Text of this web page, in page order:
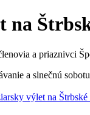
na
a priaznivci
a slnečnú
výlet na Štrbské